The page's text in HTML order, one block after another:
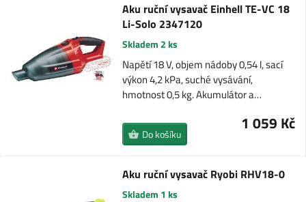
Aku ruční vysavač Einhell TE-VC 18
Li-Solo 2347120
Skladem 2 ks
Napětí 18 V, objem nádoby 0,54 l, sací
výkon 4,2 kPa, suché vysávání,
hmotnost 0,5 kg. Akumulátor a…
1 059 Kč
Do košíku
Aku ruční vysavač Ryobi RHV18-0
Skladem 1 ks